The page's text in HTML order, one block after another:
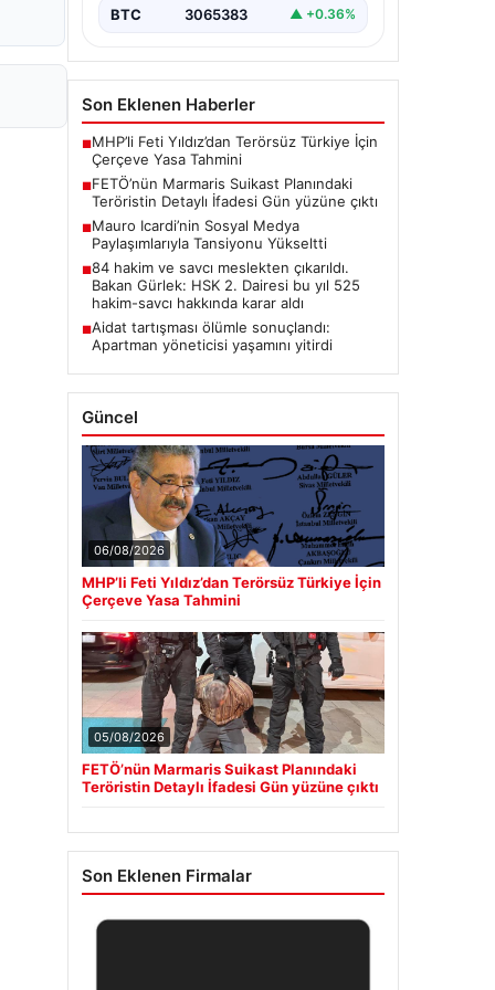
BTC 3065383 ▲ +0.36%
Son Eklenen Haberler
■MHP’li Feti Yıldız’dan Terörsüz Türkiye İçin
Çerçeve Yasa Tahmini
■FETÖ’nün Marmaris Suikast Planındaki
Teröristin Detaylı İfadesi Gün yüzüne çıktı
■Mauro Icardi’nin Sosyal Medya
Paylaşımlarıyla Tansiyonu Yükseltti
■84 hakim ve savcı meslekten çıkarıldı.
Bakan Gürlek: HSK 2. Dairesi bu yıl 525
hakim-savcı hakkında karar aldı
■Aidat tartışması ölümle sonuçlandı:
Apartman yöneticisi yaşamını yitirdi
Güncel
06/08/2026
MHP’li Feti Yıldız’dan Terörsüz Türkiye İçin
Çerçeve Yasa Tahmini
05/08/2026
FETÖ’nün Marmaris Suikast Planındaki
Teröristin Detaylı İfadesi Gün yüzüne çıktı
Son Eklenen Firmalar